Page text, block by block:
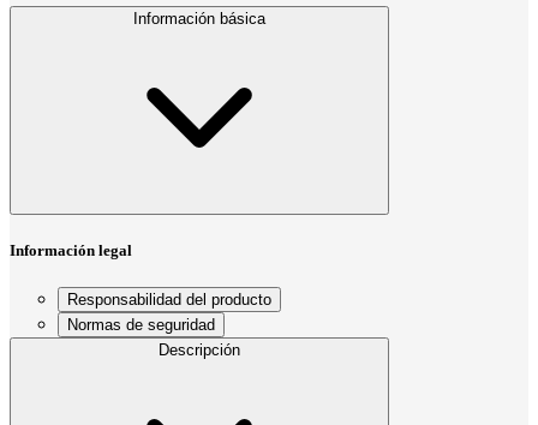
Información básica
Información legal
Responsabilidad del producto
Normas de seguridad
Descripción